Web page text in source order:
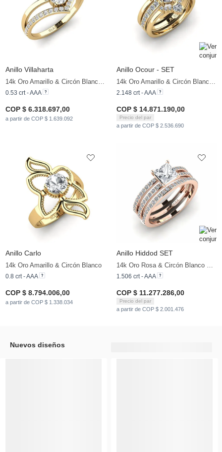
Anillo Villaharta
14k Oro Amarillo & Circón Blanco & Diamante
0.53 crt - AAA
COP $ 6.318.697,00
a partir de COP $ 1.639.092
Anillo Ocour - SET
14k Oro Amarillo & Circón Blanco & Circonita
2.148 crt - AAA
COP $ 14.871.190,00
Precio del par
a partir de COP $ 2.536.690
Anillo Carlo
14k Oro Amarillo & Circón Blanco
0.8 crt - AAA
COP $ 8.794.006,00
a partir de COP $ 1.338.034
Anillo Hiddod SET
14k Oro Rosa & Circón Blanco & Circonita
1.506 crt - AAA
COP $ 11.277.286,00
Precio del par
a partir de COP $ 2.001.476
Nuevos diseños